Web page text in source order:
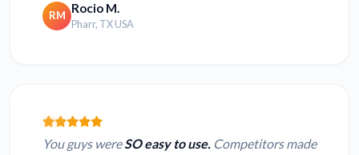
RM Rocio M.
Pharr, TX USA
You guys wereSO easy to use. Competitors made